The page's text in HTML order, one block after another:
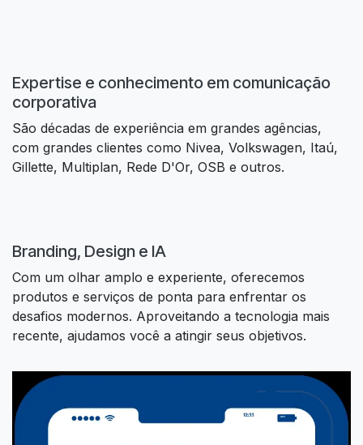
Expertise e conhecimento em comunicação
corporativa
São décadas de experiência em grandes agências,
com grandes clientes como Nivea, Volkswagen, Itaú,
Gillette, Multiplan, Rede D'Or, OSB e outros.
Branding, Design e IA
Com um olhar amplo e experiente, oferecemos
produtos e serviços de ponta para enfrentar os
desafios modernos. Aproveitando a tecnologia mais
recente, ajudamos você a atingir seus objetivos.